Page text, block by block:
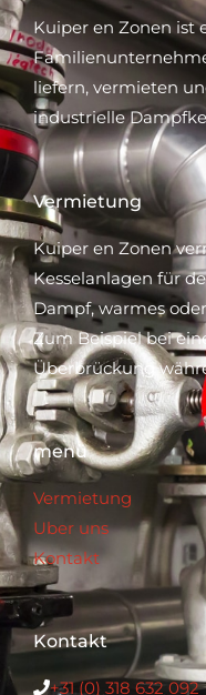
Kuiper en Zonen ist
liefern, vermieten
industrielle
Vermietung
Kuiper en Zonen
Kesselanlagen für
Dampf, warmes
Zum Beispiel bei
Überbrückung
menü
Vermietung
Uber uns
Kontakt
Kontakt
+31 (0) 318 632 092